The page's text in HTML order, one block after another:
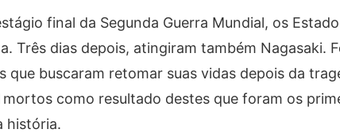
final da Segunda Guerra Mundial, os
Três dias depois, atingiram também Nagasaki.
que buscaram retomar suas vidas depois da
como resultado destes que foram os
história.